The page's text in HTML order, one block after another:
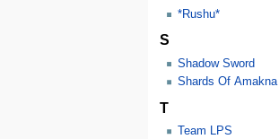
*Rushu*
S
Shadow Sword
Shards Of Amakna
T
Team LPS